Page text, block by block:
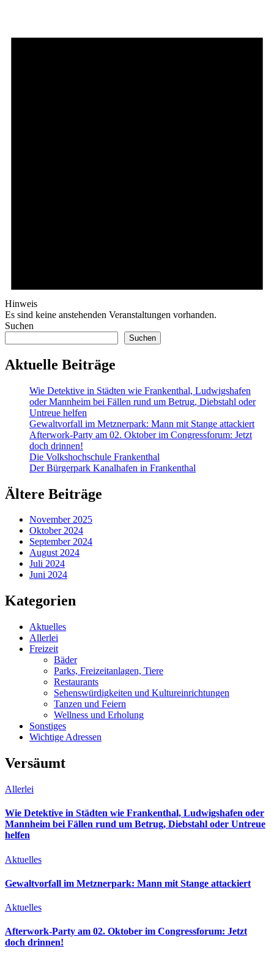
Hinweis
Es sind keine anstehenden Veranstaltungen vorhanden.
Suchen
Suchen
Aktuelle Beiträge
Wie Detektive in Städten wie Frankenthal, Ludwigshafen
oder Mannheim bei Fällen rund um Betrug, Diebstahl oder
Untreue helfen
Gewaltvorfall im Metznerpark: Mann mit Stange attackiert
Afterwork-Party am 02. Oktober im Congressforum: Jetzt
doch drinnen!
Die Volkshochschule Frankenthal
Der Bürgerpark Kanalhafen in Frankenthal
Ältere Beiträge
November 2025
Oktober 2024
September 2024
August 2024
Juli 2024
Juni 2024
Kategorien
Aktuelles
Allerlei
Freizeit
Bäder
Parks, Freizeitanlagen, Tiere
Restaurants
Sehenswürdigkeiten und Kultureinrichtungen
Tanzen und Feiern
Wellness und Erholung
Sonstiges
Wichtige Adressen
Versäumt
Allerlei
Wie Detektive in Städten wie Frankenthal, Ludwigshafen oder
Mannheim bei Fällen rund um Betrug, Diebstahl oder Untreue
helfen
Aktuelles
Gewaltvorfall im Metznerpark: Mann mit Stange attackiert
Aktuelles
Afterwork-Party am 02. Oktober im Congressforum: Jetzt
doch drinnen!